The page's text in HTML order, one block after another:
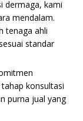
dermaga, kami
mendalam.
tenaga ahli
standar
konsultasi
purna jual yang